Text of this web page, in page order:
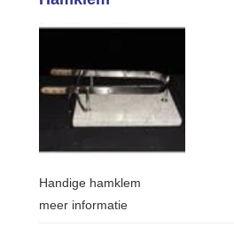
Handige hamklem
meer informatie